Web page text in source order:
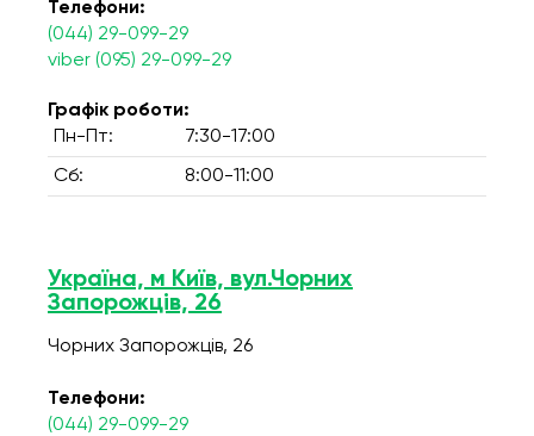
Телефони:
(044) 29-099-29
viber (095) 29-099-29
Графік роботи:
Пн-Пт:
7:30-17:00
Сб: 8:00-11:00
Україна, м Київ, вул.Чорних
Запорожців, 26
Чорних Запорожців, 26
Телефони:
(044) 29-099-29